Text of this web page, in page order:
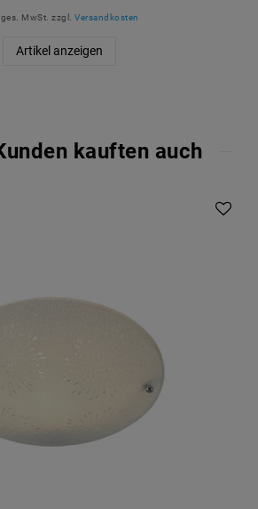
MwSt. zzgl. Versandkosten
Artikel anzeigen
kauften auch